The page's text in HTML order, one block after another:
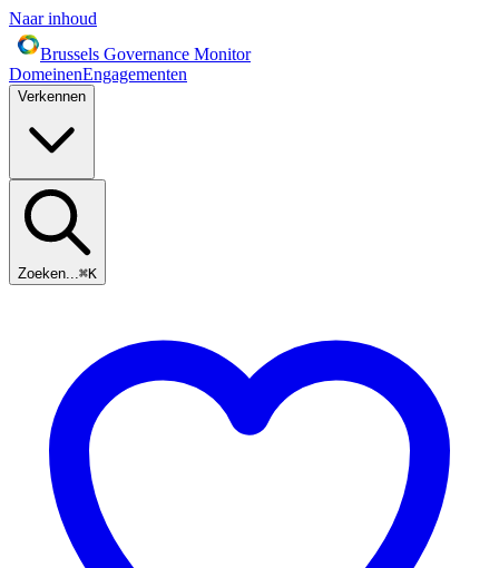
Naar inhoud
Brussels Governance Monitor
DomeinenEngagementen
Verkennen
Zoeken...⌘K